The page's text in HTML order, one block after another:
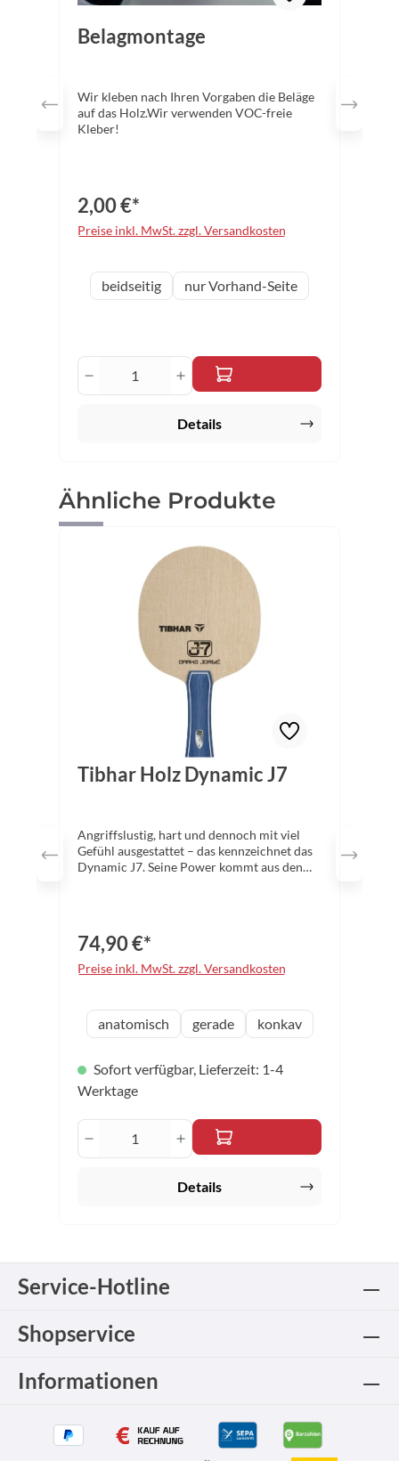
Belagmontage
Wir kleben nach Ihren Vorgaben die Beläge
auf das Holz.Wir verwenden VOC-freie
Kleber!
2,00 €*
Preise inkl. MwSt. zzgl. Versandkosten
Varianteauswählen
beidseitig nur Vorhand-Seite
Produkt Anzahl: Gib den
Details
Produktgalerie überspringen
Ähnliche Produkte
Tibhar Holz Dynamic J7
Angriffslustig, hart und dennoch mit viel
Gefühl ausgestattet – das kennzeichnet das
Dynamic J7. Seine Power kommt aus den
dynamische Kombination und die Summe
seiner Eigenschaften machen das des DJ7 zu
einer spannenden Option für alle
74,90 €*
Preise inkl. MwSt. zzgl. Versandkosten
Griffauswählen
anatomisch gerade konkav
Sofort verfügbar, Lieferzeit: 1-4
Werktage
Produkt Anzahl: Gib den
Details
Service-Hotline
Shopservice
Informationen